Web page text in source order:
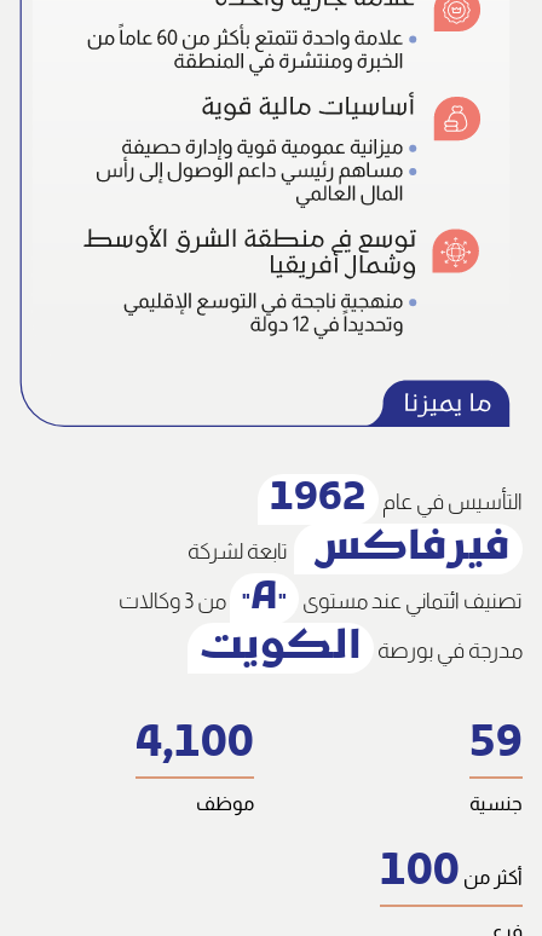
التأسيس في عام
1962
فيرفاكس
تابعة لشركة
تصنيف ائتماني عند مستوى "
A
" من 3 وكالات
مدرجة في بورصة الكويت
59
جنسية
4,100
موظف
أكثر من 100
فرع